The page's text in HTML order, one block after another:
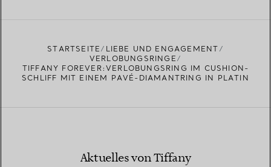
STARTSEITE
LIEBE UND ENGAGEMENT
VERLOBUNGSRINGE
TIFFANY FOREVER:VERLOBUNGSRING IM CUSHION-
SCHLIFF MIT EINEM PAVÉ-DIAMANTRING IN PLATIN
Aktuelles von Tiffany